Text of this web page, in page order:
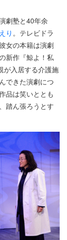
劇塾と40年余
り 。テレビドラ
女の本籍は演劇
新作『鯨よ！私
が入居する介護施
できた演劇につ
品は笑いととも
踏ん張ろうとす